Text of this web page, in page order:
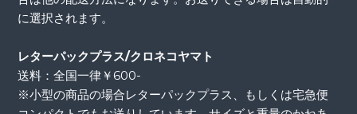
に選択されます。
レターパックプラス/クロネコヤマト
送料：全国一律￥600-
※小型の商品の場合レターパックプラス、もしくは宅急便